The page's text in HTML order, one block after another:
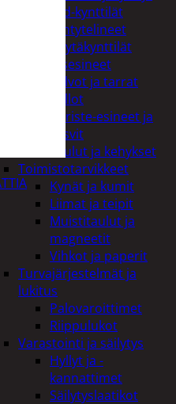
Led-kynttilät
Lyhtytelineet
Pöytäkynttilät
Sisustusesineet
Kalvot ja tarrat
Kellot
Koriste-esineet ja
kasvit
Taulut ja kehykset
Toimistotarvikkeet
Kynät ja kumit
Liimat ja teipit
Muistitaulut ja
magneetit
Vihkot ja paperit
Turvajärjestelmät ja
lukitus
Palovaroittimet
Riippulukot
Varastointi ja säilytys
Hyllyt ja -
kannattimet
Säilytyslaatikot